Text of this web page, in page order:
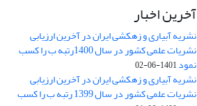
آخرین اخبار
نشریه آبیاری و زهکشی ایران در آخرین ارزیابی
نشریات علمی کشور در سال 1400رتبه ب را کسب
نمود1401-06-02
نشریه آبیاری و زهکشی ایران در آخرین ارزیابی
نشریات علمی کشور در سال 1399 رتبه ب را کسب